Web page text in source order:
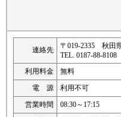
連絡先
〒019-2335 秋田
TEL. 0187-88-8108
利用料金
無料
電 源
利用不可
営業時間
08:30～17:15